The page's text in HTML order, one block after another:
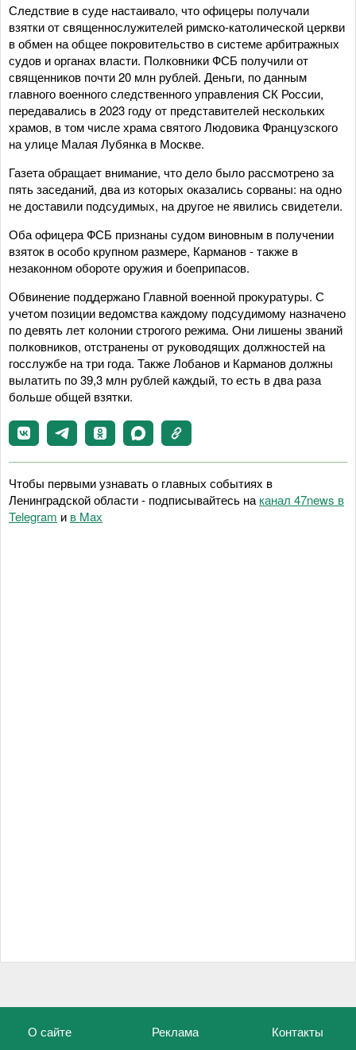
Следствие в суде настаивало, что офицеры получали
взятки от священнослужителей римско-католической церкви
в обмен на общее покровительство в системе арбитражных
судов и органах власти. Полковники ФСБ получили от
священников почти 20 млн рублей. Деньги, по данным
главного военного следственного управления СК России,
передавались в 2023 году от представителей нескольких
храмов, в том числе храма святого Людовика Французского
на улице Малая Лубянка в Москве.
Газета обращает внимание, что дело было рассмотрено за
пять заседаний, два из которых оказались сорваны: на одно
не доставили подсудимых, на другое не явились свидетели.
Оба офицера ФСБ признаны судом виновным в получении
взяток в особо крупном размере, Карманов - также в
незаконном обороте оружия и боеприпасов.
Обвинение поддержано Главной военной прокуратуры. С
учетом позиции ведомства каждому подсудимому назначено
по девять лет колонии строгого режима. Они лишены званий
полковников, отстранены от руководящих должностей на
госслужбе на три года. Также Лобанов и Карманов должны
вылатить по 39,3 млн рублей каждый, то есть в два раза
больше общей взятки.
Чтобы первыми узнавать о главных событиях в
Ленинградской области - подписывайтесь на канал 47news в
Telegram и в Maх
О сайте Реклама Контакты